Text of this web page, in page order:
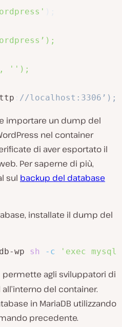
' ');
//localhost:3306’);
importare un dump del
nel container
di aver esportato il
Per saperne di più,
sul backup del database
installate il dump del
wp sh -c 'exec mysql
permette agli sviluppatori di
del container.
in MariaDB utilizzando
precedente.